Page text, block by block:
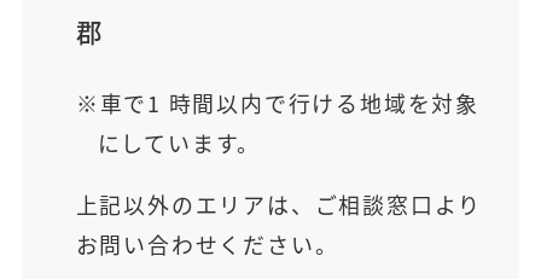
郡
車で1 時間以内で行ける地域を対象
にしています。
上記以外のエリアは、ご相談窓口より
お問い合わせください。